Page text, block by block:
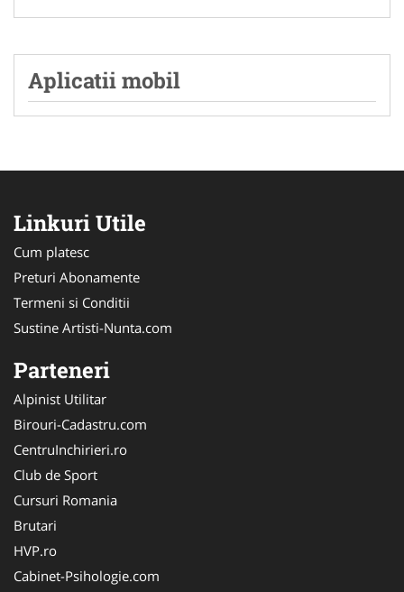
Aplicatii mobil
Linkuri Utile
Cum platesc
Preturi Abonamente
Termeni si Conditii
Sustine Artisti-Nunta.com
Parteneri
Alpinist Utilitar
Birouri-Cadastru.com
CentruInchirieri.ro
Club de Sport
Cursuri Romania
Brutari
HVP.ro
Cabinet-Psihologie.com